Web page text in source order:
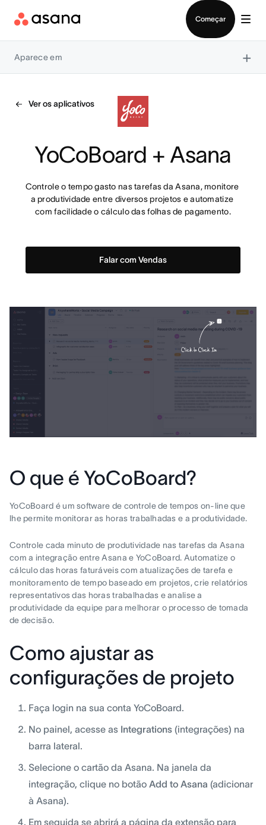
Começar
Aparece em ×
Ver os aplicativos
YoCoBoard + Asana
Controle o tempo gasto nas tarefas da Asana, monitore
a produtividade entre diversos projetos e automatize
com facilidade o cálculo das folhas de pagamento.
Falar com Vendas
O que é YoCoBoard?
YoCoBoard é um software de controle de tempos on-line que
lhe permite monitorar as horas trabalhadas e a produtividade.
Controle cada minuto de produtividade nas tarefas da Asana
com a integração entre Asana e YoCoBoard. Automatize o
cálculo das horas faturáveis com atualizações de tarefa e
monitoramento de tempo baseado em projetos, crie relatórios
representativos das horas trabalhadas e analise a
produtividade da equipe para melhorar o processo de tomada
de decisão.
Como ajustar as
configurações de projeto
Faça login na sua conta YoCoBoard.
No painel, acesse as Integrations (integrações) na
barra lateral.
Selecione o cartão da Asana. Na janela da
integração, clique no botão Add to Asana (adicionar
à Asana).
Em seguida se abrirá a página da extensão para